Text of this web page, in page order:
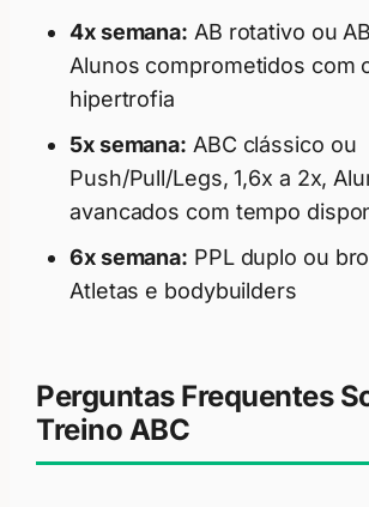
4x semana: AB rotativo ou
Alunos comprometidos com
hipertrofia
5x semana: ABC clássico ou
Push/Pull/Legs, 1,6x a 2x,
avancados com tempo
6x semana: PPL duplo ou
Atletas e bodybuilders
Perguntas Frequentes
Treino ABC